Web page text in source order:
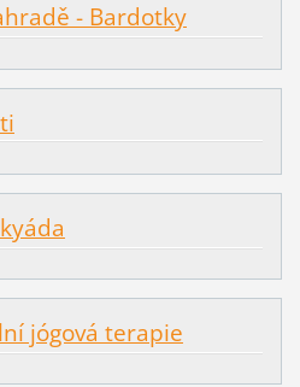
- Bardotky
jógová terapie